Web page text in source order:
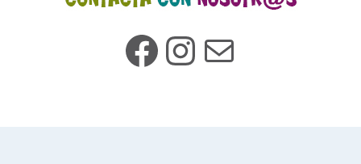
Facebook
Instagram
Mail